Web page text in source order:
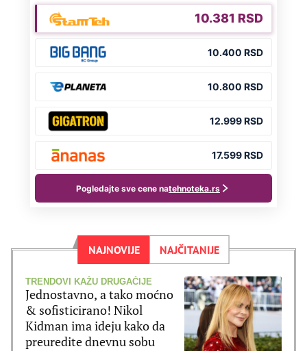
NAJNOVIJE NAJČITANIJE
TRENDOVI KAŽU DRUGAČIJE
Jednostavno, a tako moćno
& sofisticirano! Nikol
Kidman ima ideju kako da
preuredite dnevnu sobu